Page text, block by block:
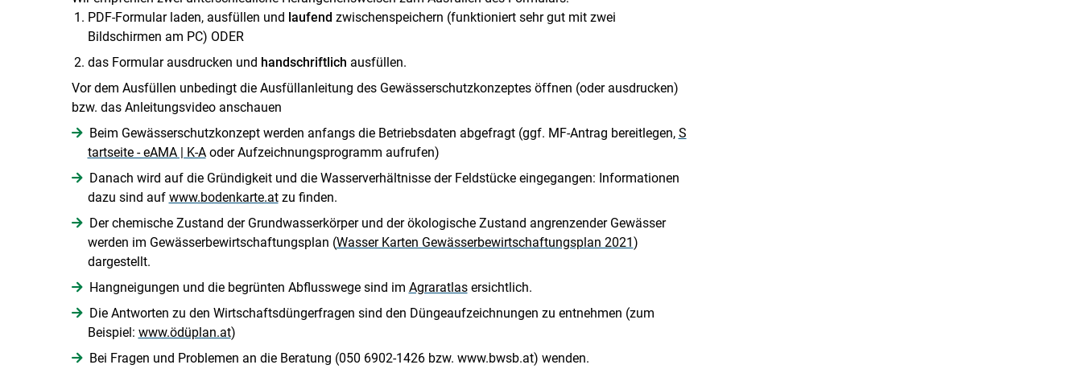
PDF-Formular laden, ausfüllen und laufend zwischenspeichern (funktioniert sehr gut mit zwei
Bildschirmen am PC) ODER
das Formular ausdrucken und handschriftlich ausfüllen.
Vor dem Ausfüllen unbedingt die Ausfüllanleitung des Gewässerschutzkonzeptes öffnen (oder ausdrucken)
bzw. das Anleitungsvideo anschauen
Beim Gewässerschutzkonzept werden anfangs die Betriebsdaten abgefragt (ggf. MF-Antrag bereitlegen, S
tartseite - eAMA | K-Aoder Aufzeichnungsprogramm aufrufen)
Danach wird auf die Gründigkeit und die Wasserverhältnisse der Feldstücke eingegangen: Informationen
dazu sind auf www.bodenkarte.atzu finden.
Der chemische Zustand der Grundwasserkörper und der ökologische Zustand angrenzender Gewässer
werden im Gewässerbewirtschaftungsplan (Wasser Karten Gewässerbewirtschaftungsplan 2021)
dargestellt.
Hangneigungen und die begrünten Abflusswege sind im Agraratlasersichtlich.
Die Antworten zu den Wirtschaftsdüngerfragen sind den Düngeaufzeichnungen zu entnehmen (zum
Beispiel: www.ödüplan.at)
Bei Fragen und Problemen an die Beratung (050 6902-1426 bzw. www.bwsb.at) wenden.